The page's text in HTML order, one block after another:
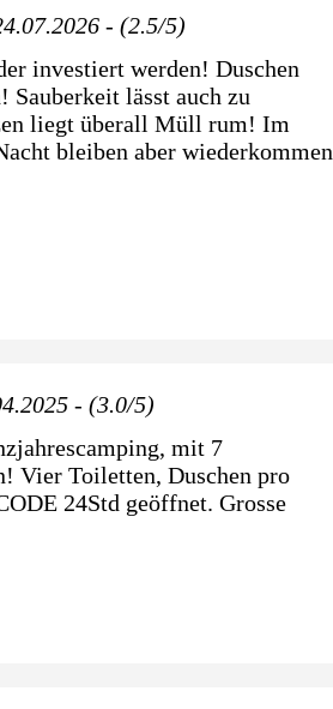
- (2.5/5)
investiert werden! Duschen
lässt auch zu
liegt überall Müll rum! Im
bleiben aber wiederkommen
- (3.0/5)
mit 7
Vier Toiletten, Duschen pro
24Std geöffnet. Grosse